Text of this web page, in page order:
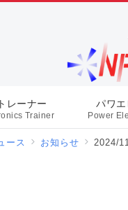
レーナー
Trainer
パワ
Power
ース お知らせ 2024/